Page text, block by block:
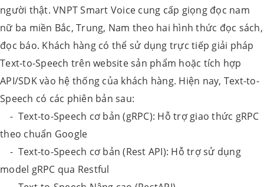
người thật. VNPT Smart Voice cung cấp giọng đọc nam
nữ ba miền Bắc, Trung, Nam theo hai hình thức đọc sách,
đọc báo. Khách hàng có thể sử dụng trực tiếp giải pháp
Text-to-Speech trên website sản phẩm hoặc tích hợp
API/SDK vào hệ thống của khách hàng. Hiện nay, Text-to-
Speech có các phiên bản sau:
- Text-to-Speech cơ bản (gRPC): Hỗ trợ giao thức gRPC
theo chuẩn Google
- Text-to-Speech cơ bản (Rest API): Hỗ trợ sử dụng
model gRPC qua Restful